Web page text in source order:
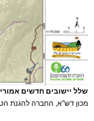
שלל יישובים חדשים
מכון דש''א, החברה להגנת